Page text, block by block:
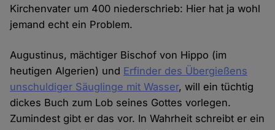
Kirchenvater um 400 niederschrieb: Hier hat ja wohl
jemand echt ein Problem.
Augustinus, mächtiger Bischof von Hippo (im
heutigen Algerien) und Erfinder des Übergießens
unschuldiger Säuglinge mit Wasser, will ein tüchtig
dickes Buch zum Lob seines Gottes vorlegen.
Zumindest gibt er das vor. In Wahrheit schreibt er ein